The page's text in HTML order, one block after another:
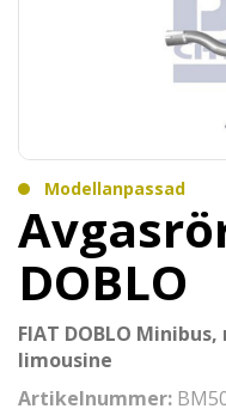
Modellanpassad
DOBLO
FIAT DOBLO
limousine
Artikelnummer: